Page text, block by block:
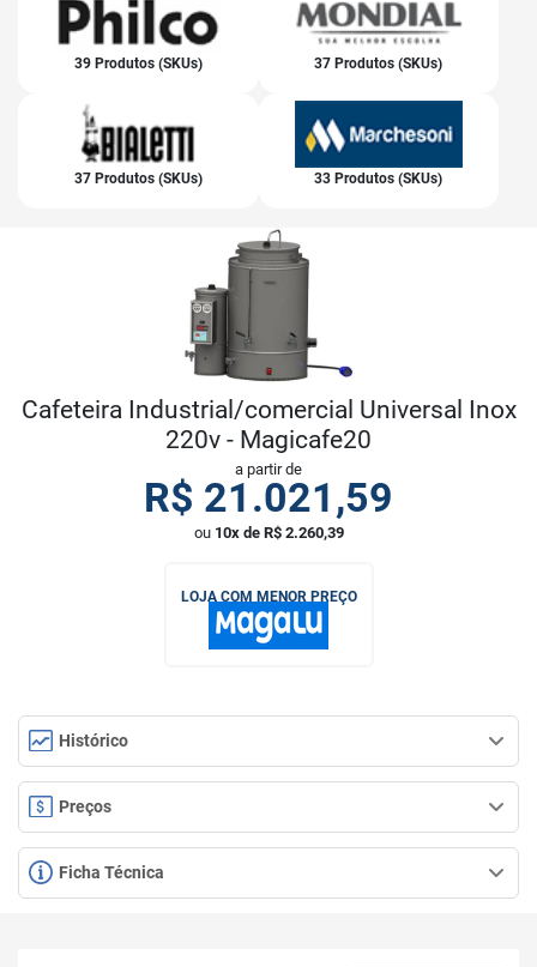
39 Produtos (SKUs) 37 Produtos (SKUs)
37 Produtos (SKUs) 33 Produtos (SKUs)
Cafeteira Industrial/comercial Universal Inox
220v - Magicafe20
a partir de
R$ 21.021,59
ou 10x de R$ 2.260,39
LOJA COM MENOR PREÇO
Histórico
Preços
Ficha Técnica